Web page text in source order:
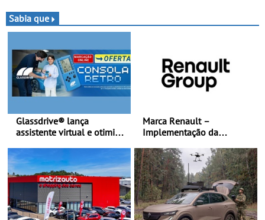
Almeida e Kris Meeke
Sabia que
Glassdrive® lança
assistente virtual e otimiza
“Ana” está disponível 24
horas por dia e reforça o
suporte contínuo ao cliente
Marca Renault –
Implementação da
combinando crescimento,
eletrificação e criação de
valor